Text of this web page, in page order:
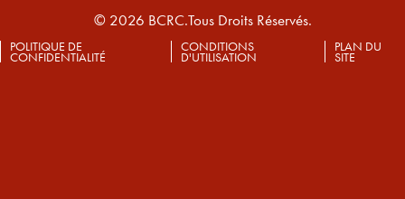
© 2026 BCRC.Tous Droits Réservés.
POLITIQUE DE
CONFIDENTIALITÉ
CONDITIONS
D'UTILISATION
PLAN DU
SITE